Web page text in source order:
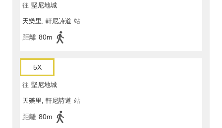
往 堅尼地城
天樂里, 軒尼詩道 站
距離 80m
5X
往 堅尼地城
天樂里, 軒尼詩道 站
距離 80m